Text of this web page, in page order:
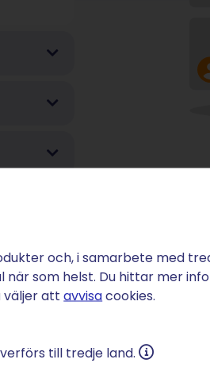
och, i samarbete med
när som helst. Du hittar mer
väljer attavvisacookies.
till tredje land.